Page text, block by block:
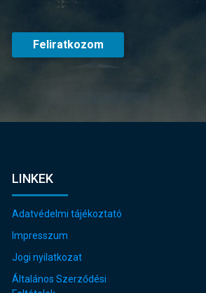
Feliratkozom
LINKEK
Adatvédelmi tájékoztató
Impresszum
Jogi nyilatkozat
Általános Szerződési